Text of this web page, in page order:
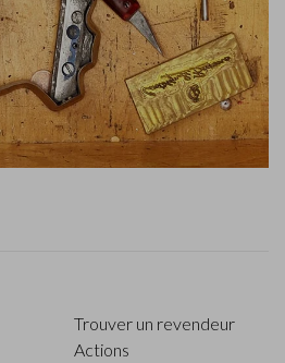
Trouver un revendeur
Actions